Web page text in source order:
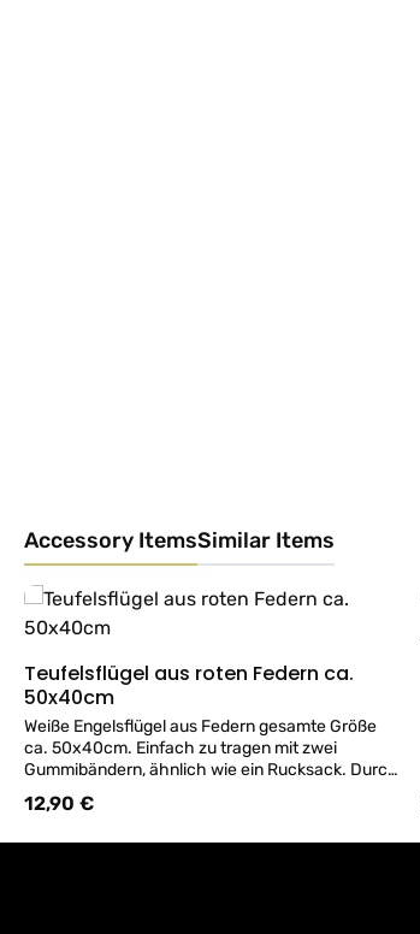
Accessory ItemsSimilar Items
Produktgalerie überspringen
Details
Teufelsflügel aus roten Federn ca.
50x40cm
Weiße Engelsflügel aus Federn gesamte Größe
ca. 50x40cm. Einfach zu tragen mit zwei
Gummibändern, ähnlich wie ein Rucksack. Durch
eine Verstärkung mit Draht, lassen sich beide
Flügelhälften auseinanderbiegen.
Regulärer Preis:
12,90 €